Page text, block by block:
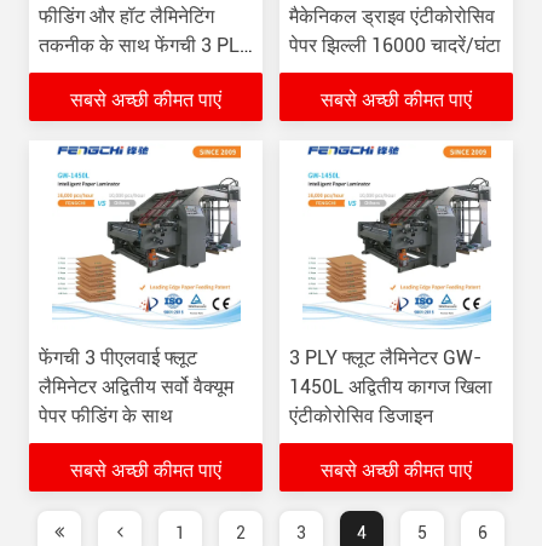
फीडिंग और हॉट लैमिनेटिंग
तकनीक के साथ फेंगची 3 PLY
फ्लूट लैमिनेटर
सबसे अच्छी कीमत पाएं
मैकेनिकल ड्राइव एंटीकोरोसिव
पेपर झिल्ली 16000 चादरें/घंटा
सबसे अच्छी कीमत पाएं
फेंगची 3 पीएलवाई फ्लूट
लैमिनेटर अद्वितीय सर्वो वैक्यूम
पेपर फीडिंग के साथ
सबसे अच्छी कीमत पाएं
3 PLY फ्लूट लैमिनेटर GW-
1450L अद्वितीय कागज खिला
एंटीकोरोसिव डिजाइन
सबसे अच्छी कीमत पाएं
1 2 3 4 5 6